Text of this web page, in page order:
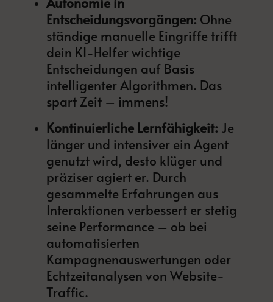
Entscheidungsvorgängen: Ohne
ständige manuelle Eingriffe trifft
dein KI-Helfer wichtige
Entscheidungen auf Basis
intelligenter Algorithmen. Das
spart Zeit – immens!
Kontinuierliche Lernfähigkeit: Je
länger und intensiver ein Agent
genutzt wird, desto klüger und
präziser agiert er. Durch
gesammelte Erfahrungen aus
Interaktionen verbessert er stetig
seine Performance – ob bei
automatisierten
Kampagnenauswertungen oder
Echtzeitanalysen von Website-
Traffic.